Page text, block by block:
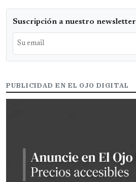
Suscripción a nuestro newsletter
PUBLICIDAD EN EL OJO DIGITAL